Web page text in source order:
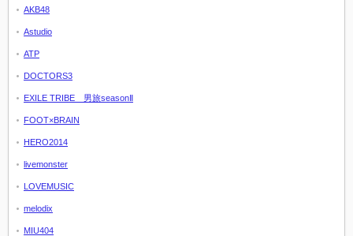
AKB48
Astudio
ATP
DOCTORS3
EXILE TRIBE 男旅seasonⅡ
FOOT×BRAIN
HERO2014
livemonster
LOVEMUSIC
melodix
MIU404